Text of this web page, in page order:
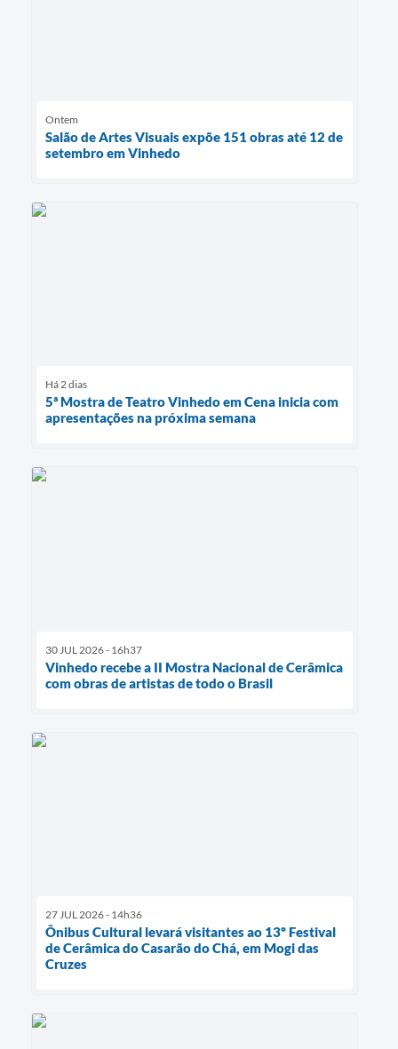
Ontem
Salão de Artes Visuais expõe 151 obras até 12 de
setembro em Vinhedo
Há 2 dias
5ª Mostra de Teatro Vinhedo em Cena inicia com
apresentações na próxima semana
30 JUL 2026 - 16h37
Vinhedo recebe a II Mostra Nacional de Cerâmica
com obras de artistas de todo o Brasil
27 JUL 2026 - 14h36
Ônibus Cultural levará visitantes ao 13º Festival
de Cerâmica do Casarão do Chá, em Mogi das
Cruzes